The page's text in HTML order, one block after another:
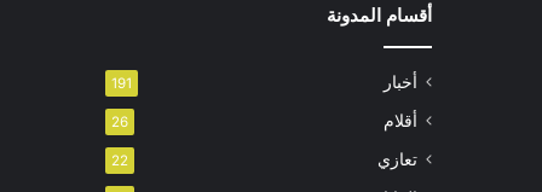
أقسام المدونة
أخبار 191
أقلام 26
تعازي 22